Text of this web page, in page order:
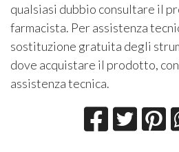
qualsiasi dubbio consultare il
farmacista. Per assistenza
sostituzione gratuita degli
dove acquistare il prodotto,
assistenza tecnica.